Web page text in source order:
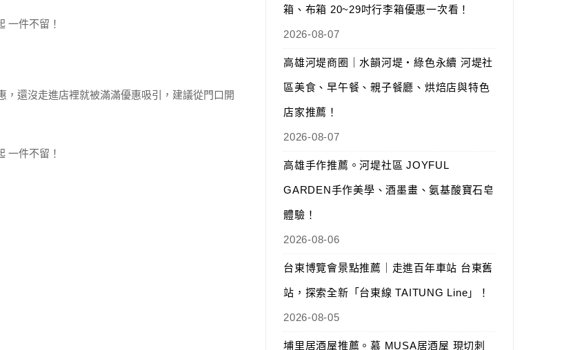
還沒走進店裡就被滿滿優惠吸引，建議從門口開
箱、布箱 20~29吋行李箱優惠一次看！
2026-08-07
高雄河堤商圈｜水韻河堤‧綠色永續 河堤社
區美食、早午餐、親子餐廳、烘焙店與特色
店家推薦！
2026-08-07
高雄手作推薦。河堤社區 JOYFUL
GARDEN手作美學、酒墨畫、氨基酸寶石皂
體驗！
2026-08-06
台東博覽會景點推薦｜走進百年車站 台東舊
站，探索全新「台東線 TAITUNG Line」！
2026-08-05
埔里居酒屋推薦。慕 MUSA居酒屋 現切刺